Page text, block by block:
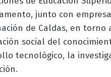
junto con
de Caldas, en torno
social del
tecnológico, la